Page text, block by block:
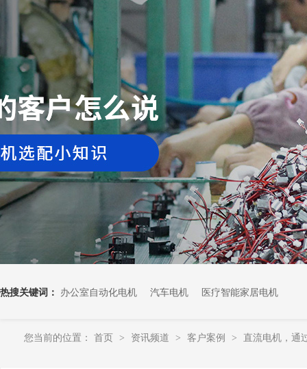
关于91短视频APP下载污黄
热搜关键词： 办公室自动化电机 汽车电机 医疗智能家居电机
您当前的位置： 首页 > 资讯频道 > 客户案例 > 直流电机，通